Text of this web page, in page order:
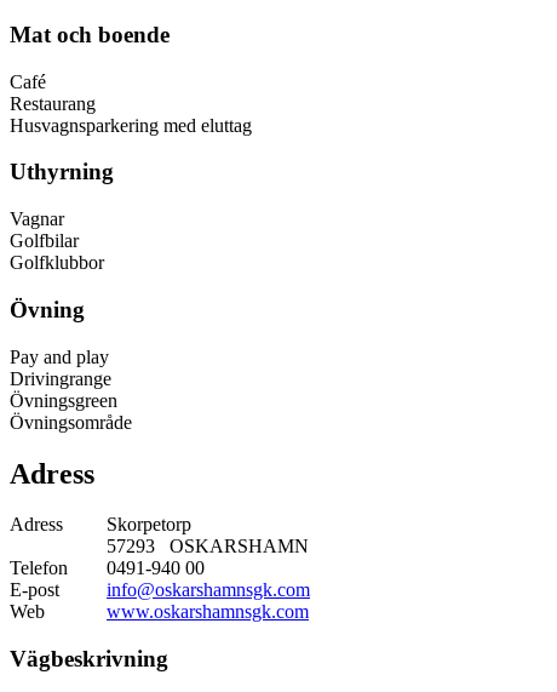
Mat och boende
Café
Restaurang
Husvagnsparkering med eluttag
Uthyrning
Vagnar
Golfbilar
Golfklubbor
Övning
Pay and play
Drivingrange
Övningsgreen
Övningsområde
Adress
Adress
Skorpetorp
57293 OSKARSHAMN
Telefon
0491-940 00
E-post
info@oskarshamnsgk.com
Web
www.oskarshamnsgk.com
Vägbeskrivning